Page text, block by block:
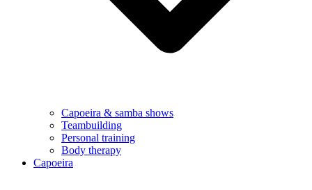
Capoeira & samba shows
Teambuilding
Personal training
Body therapy
Capoeira